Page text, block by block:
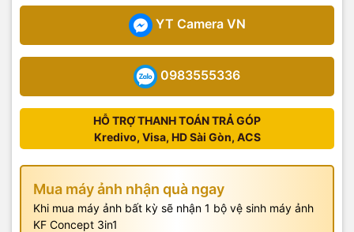
YT Camera VN
0983555336
HỖ TRỢ THANH TOÁN TRẢ GÓP
Kredivo, Visa, HD Sài Gòn, ACS
Mua máy ảnh nhận quà ngay
Khi mua máy ảnh bất kỳ sẽ nhận 1 bộ vệ sinh máy ảnh
KF Concept 3in1